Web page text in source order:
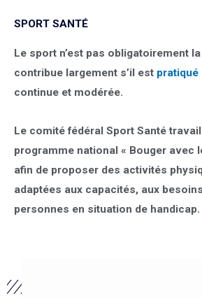
SPORT SANTÉ
Le sport n’est pas obligatoirement
contribue largement s’il est pratiqué
continue et modérée.
Le comité fédéral Sport Santé
programme national « Bouger avec
afin de proposer des activités
adaptées aux capacités, aux
personnes en situation de handicap.